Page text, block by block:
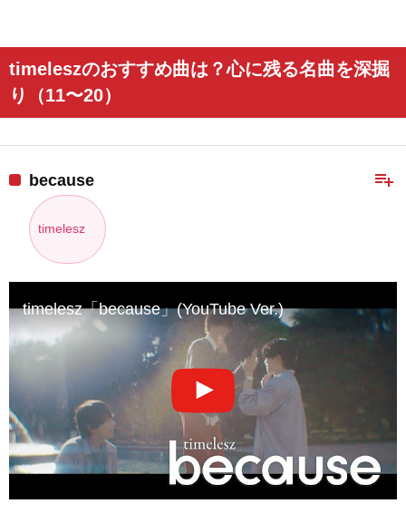
timeleszのおすすめ曲は？心に残る名曲を深掘
り（11〜20）
playlist_add
because
timelesz
timelesz「because」(YouTube Ver.)